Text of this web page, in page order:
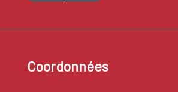
Coordonnées